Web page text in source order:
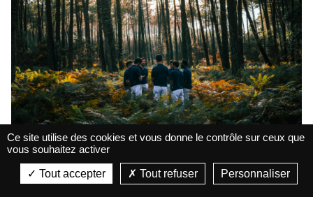
COMPLET • Boulevard
des airs + Maheva
Concert
La Belle Électrique
La Belle Électrique
VIEW - On Google Play
VIEW
Ce site utilise des cookies et vous donne le contrôle sur ceux que
vous souhaitez activer
Tout accepter Tout refuser Personnaliser